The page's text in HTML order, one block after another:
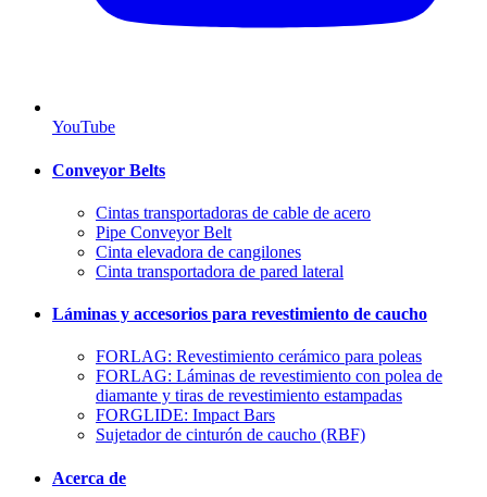
YouTube
Conveyor Belts
Cintas transportadoras de cable de acero
Pipe Conveyor Belt
Cinta elevadora de cangilones
Cinta transportadora de pared lateral
Láminas y accesorios para revestimiento de caucho
FORLAG: Revestimiento cerámico para poleas
FORLAG: Láminas de revestimiento con polea de
diamante y tiras de revestimiento estampadas
FORGLIDE: Impact Bars
Sujetador de cinturón de caucho (RBF)
Acerca de